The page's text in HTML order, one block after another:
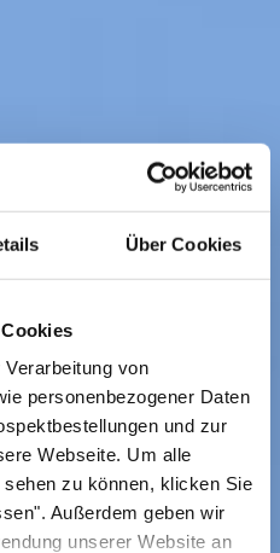
Über Cookies
von
personenbezogener Daten
und zur
Webseite. Um alle
zu können, klicken Sie
Außerdem geben wir
unserer Website an